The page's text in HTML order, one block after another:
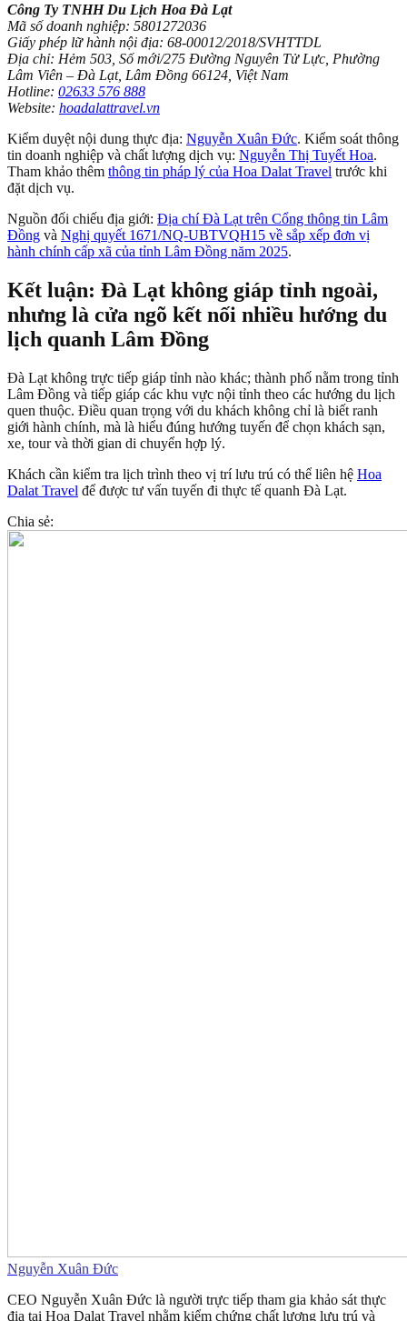
Công Ty TNHH Du Lịch Hoa Đà Lạt
Mã số doanh nghiệp: 5801272036
Giấy phép lữ hành nội địa: 68-00012/2018/SVHTTDL
Địa chỉ: Hẻm 503, Số mới/275 Đường Nguyên Tử Lực, Phường
Lâm Viên – Đà Lạt, Lâm Đồng 66124, Việt Nam
Hotline: 02633 576 888
Website: hoadalattravel.vn
Kiểm duyệt nội dung thực địa: Nguyễn Xuân Đức. Kiểm soát thông
tin doanh nghiệp và chất lượng dịch vụ: Nguyễn Thị Tuyết Hoa.
Tham khảo thêm thông tin pháp lý của Hoa Dalat Travel trước khi
đặt dịch vụ.
Nguồn đối chiếu địa giới: Địa chí Đà Lạt trên Cổng thông tin Lâm
Đồng và Nghị quyết 1671/NQ-UBTVQH15 về sắp xếp đơn vị
hành chính cấp xã của tỉnh Lâm Đồng năm 2025.
Kết luận: Đà Lạt không giáp tỉnh ngoài,
nhưng là cửa ngõ kết nối nhiều hướng du
lịch quanh Lâm Đồng
Đà Lạt không trực tiếp giáp tỉnh nào khác; thành phố nằm trong tỉnh
Lâm Đồng và tiếp giáp các khu vực nội tỉnh theo các hướng du lịch
quen thuộc. Điều quan trọng với du khách không chỉ là biết ranh
giới hành chính, mà là hiểu đúng hướng tuyến để chọn khách sạn,
xe, tour và thời gian di chuyển hợp lý.
Khách cần kiểm tra lịch trình theo vị trí lưu trú có thể liên hệ Hoa
Dalat Travel để được tư vấn tuyến đi thực tế quanh Đà Lạt.
Chia sẻ:
Nguyễn Xuân Đức
CEO Nguyễn Xuân Đức là người trực tiếp tham gia khảo sát thực
địa tại Hoa Dalat Travel nhằm kiểm chứng chất lượng lưu trú và